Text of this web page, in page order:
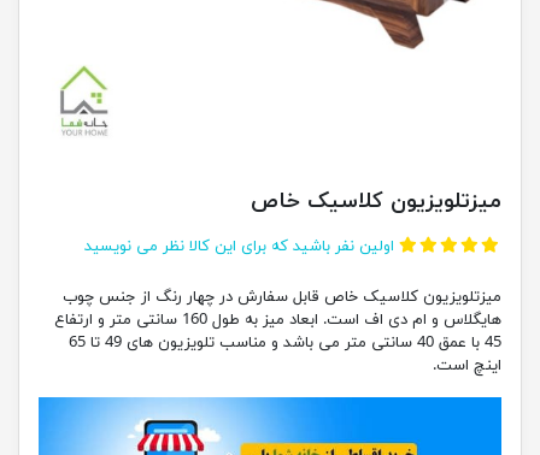
میزتلویزیون کلاسیک خاص
اولین نفر باشید که برای این کالا نظر می نویسید
میزتلویزیون کلاسیک خاص قابل سفارش در چهار رنگ از جنس چوب
هایگلاس و ام دی اف است. ابعاد میز به طول 160 سانتی متر و ارتفاع
45 با عمق 40 سانتی متر می باشد و مناسب تلویزیون های 49 تا 65
اینچ است.